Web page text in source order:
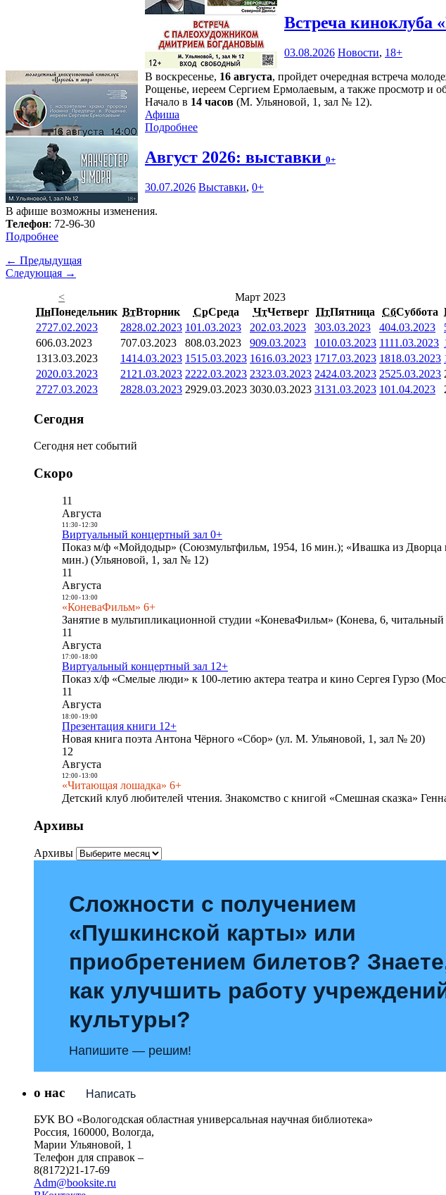
Встреча киноклуба
03.08.2026 Новости, 18+
В воскресенье, 16 августа, пройдет очередная встреча
Рощенье, иереем Сергием Ермолаевым, а также просмотр и
Начало в 14 часов (М. Ульяновой, 1, зал № 12).
Афиша
Подробнее
Август 2026: выставки 0+
30.07.2026 Выставки, 0+
В афише возможны изменения.
Телефон: 72-96-30
Подробнее
← Предыдущая
Следующая →
<
Март 2023
ПнПонедельник ВтВторник СрСреда ЧтЧетверг ПтПятница СбСуббота
2727.02.2023 2828.02.2023 101.03.2023 202.03.2023 303.03.2023 404.03.2023
606.03.2023 707.03.2023 808.03.2023 909.03.2023 1010.03.2023 1111.03.2023
1313.03.2023 1414.03.2023 1515.03.2023 1616.03.2023 1717.03.2023 1818.03.2023
2020.03.2023 21 21.03.2023 2222.03.2023 2323.03.2023 2424.03.2023 2525.03.2023
2727.03.2023 2828.03.2023 2929.03.2023 3030.03.2023 3131.03.2023 101.04.2023
Сегодня
Сегодня нет событий
Скоро
11
Августа
11:30- 12:30
Виртуальный концертный зал 0+
Показ м/ф «Мойдодыр» (Союзмультфильм, 1954, 16 мин.); «Ивашка из
мин.) (Ульяновой, 1, зал № 12)
11
Августа
12:00- 13:00
«КоневаФильм» 6+
Занятие в мультипликационной студии «КоневаФильм» (Конева, 6, читальный
11
Августа
17:00- 18:00
Виртуальный концертный зал 12+
Показ х/ф «Смелые люди» к 100-летию актера театра и кино Сергея Гурзо
11
Августа
18:00- 19:00
Презентация книги 12+
Новая книга поэта Антона Чёрного «Сбор» (ул. М. Ульяновой, 1, зал № 20)
12
Августа
12:00- 13:00
«Читающая лошадка» 6+
Детский клуб любителей чтения. Знакомство с книгой «Смешная сказка»
Архивы
Архивы
Сложности с получением
«Пушкинской карты» или
приобретением билетов?
как улучшить работу
культуры?
Напишите — решим!
Написать
о нас
БУК ВО «Вологодская областная универсальная научная библиотека»
Россия, 160000, Вологда,
Марии Ульяновой, 1
Телефон для справок –
8(8172)21-17-69
Adm@booksite.ru